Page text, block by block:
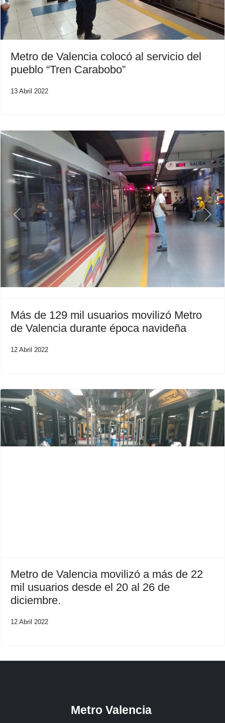
Metro de Valencia colocó al servicio del
pueblo “Tren Carabobo”
13 Abril 2022
Previous Next
Más de 129 mil usuarios movilizó Metro
de Valencia durante época navideña
12 Abril 2022
Metro de Valencia movilizó a más de 22
mil usuarios desde el 20 al 26 de
diciembre.
12 Abril 2022
Metro Valencia